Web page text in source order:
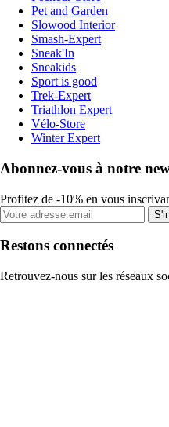
Pet and Garden
Slowood Interior
Smash-Expert
Sneak'In
Sneakids
Sport is good
Trek-Expert
Triathlon Expert
Vélo-Store
Winter Expert
Abonnez-vous à notre
Profitez de -10% en vous
Restons connectés
Retrouvez-nous sur les réseaux